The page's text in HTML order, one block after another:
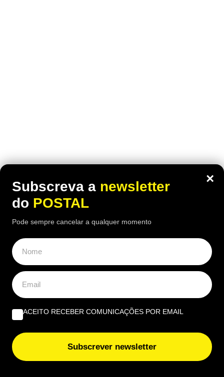
×
Subscreva a newsletter
do POSTAL
Pode sempre cancelar a qualquer momento
ACEITO RECEBER COMUNICAÇÕES POR EMAIL
Subscrever newsletter